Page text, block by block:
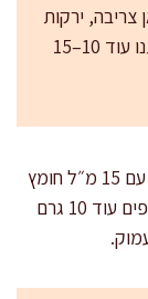
צריבה, ירקות
ויין שמייצרים גוף. אם משתמשים במים, תנו עוד 10–15
אפשר. מחליפים את היין ב-250 מ״ל מים עם 15 מ״ל חומץ
יין אדום או מיץ רימונים לא ממותק, ומוסיפים עוד 10 גרם